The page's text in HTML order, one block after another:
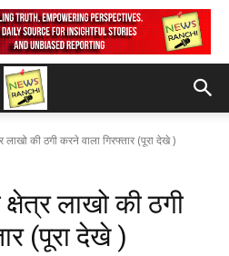
की ठगी करने वाला गिरफ्तार (पूरा देखे )
लाखो की ठगी
(पूरा देखे )